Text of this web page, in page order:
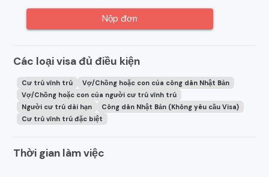
Nộp đơn
Các loại visa đủ điều kiện
Cư trú vĩnh trú
Vợ/Chồng hoặc con của công dân Nhật Bản
Vợ/Chồng hoặc con của người cư trú vĩnh trú
Người cư trú dài hạn
Công dân Nhật Bản (Không yêu cầu Visa)
Cư trú vĩnh trú đặc biệt
Thời gian làm việc